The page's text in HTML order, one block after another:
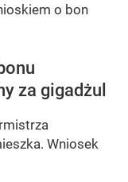
o bon
za gigadżul
Wniosek